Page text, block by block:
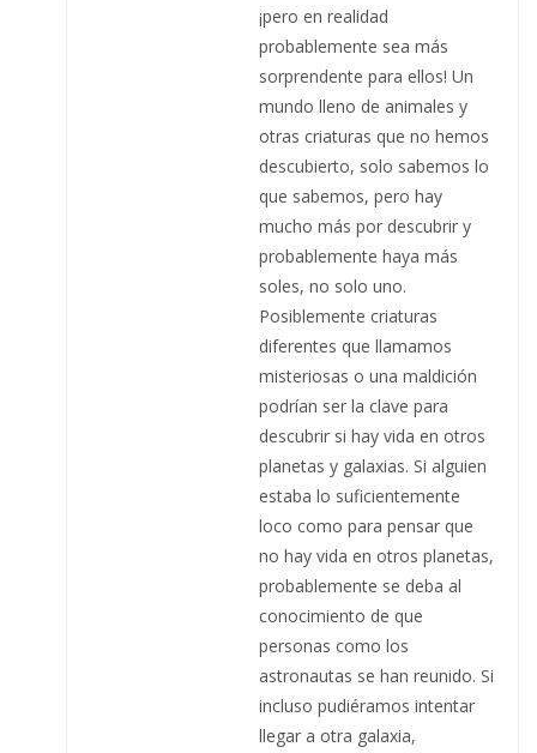
¡pero en realidad
probablemente sea más
sorprendente para ellos! Un
mundo lleno de animales y
otras criaturas que no hemos
descubierto, solo sabemos lo
que sabemos, pero hay
mucho más por descubrir y
probablemente haya más
soles, no solo uno.
Posiblemente criaturas
diferentes que llamamos
misteriosas o una maldición
podrían ser la clave para
descubrir si hay vida en otros
planetas y galaxias. Si alguien
estaba lo suficientemente
loco como para pensar que
no hay vida en otros planetas,
probablemente se deba al
conocimiento de que
personas como los
astronautas se han reunido. Si
incluso pudiéramos intentar
llegar a otra galaxia,